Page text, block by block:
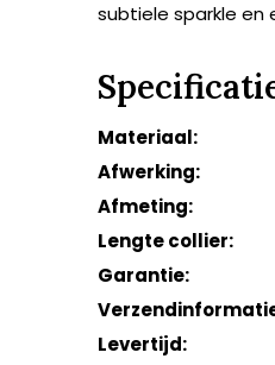
subtiele sparkle en
Materiaal:
Afwerking:
Afmeting:
Lengte collier:
Garantie:
Levertijd: